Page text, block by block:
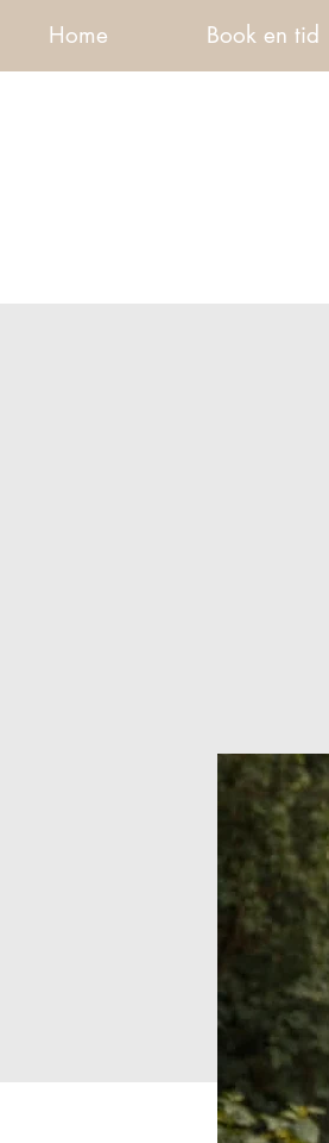
Home Book en tid